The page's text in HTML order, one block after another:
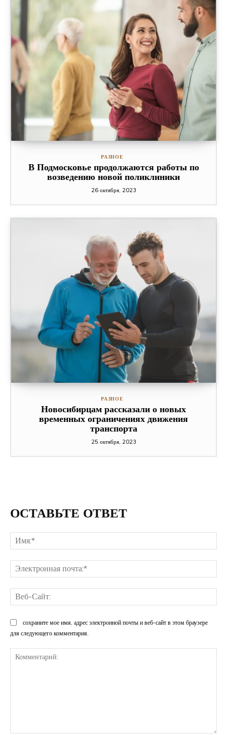
РАЗНОЕ
В Подмосковье продолжаются работы по
возведению новой поликлиники
26 октября, 2023
РАЗНОЕ
Новосибирцам рассказали о новых
временных ограничениях движения
транспорта
25 октября, 2023
ОСТАВЬТЕ ОТВЕТ
сохраните мое имя, адрес электронной почты и веб-сайт в этом браузере
для следующего комментария.